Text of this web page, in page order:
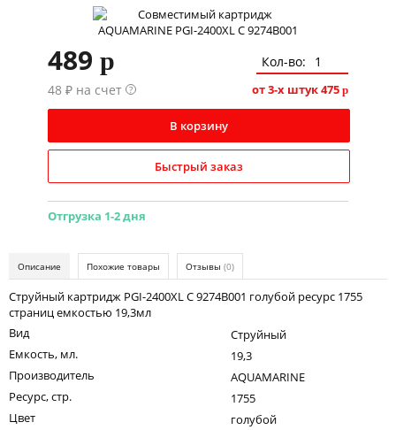
Epson
Konica Minolta
Kyocera
Lexmark
OKI
Panasonic
Ricoh
489 p
Кол-во:
48 ₽ на счет ? от 3-х штук475 p
В корзину
Быстрый заказ
Отгрузка 1-2 дня
Описание Похожие товары Отзывы (0)
Струйный картридж PGI-2400XL C 9274B001 голубой ресурс 1755
страниц емкостью 19,3мл
Вид
Струйный
Емкость, мл.
19,3
Производитель
AQUAMARINE
Ресурс, стр.
1755
Цвет
голубой